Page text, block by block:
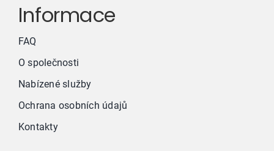
Informace
FAQ
O společnosti
Nabízené služby
Ochrana osobních údajů
Kontakty